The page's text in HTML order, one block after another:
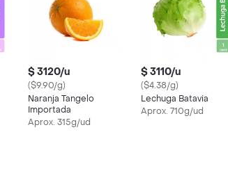
$ 3120/u
($9.90/g)
Naranja Tangelo
Importada
Aprox. 315g/ud
$ 3110/u
($4.38/g)
Lechuga Batavia
Aprox. 710g/ud